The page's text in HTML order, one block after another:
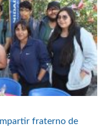
fraterno de